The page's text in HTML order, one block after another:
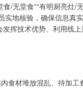
/无堂食”“有明厨亮灶/
实地核验，确保信息真
挥技术优势、利用线上
食材堆放混乱、待加工